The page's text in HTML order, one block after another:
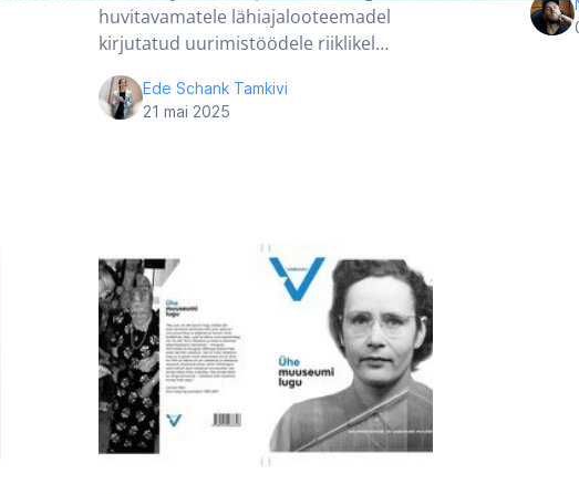
huvitavamatele lähiajalooteemadel
kirjutatud uurimistöödele riiklikel…
Ede Schank Tamkivi
21 mai 2025